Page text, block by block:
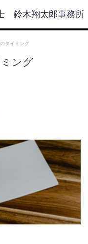
鈴木翔太郎事務所
タイミング
ング